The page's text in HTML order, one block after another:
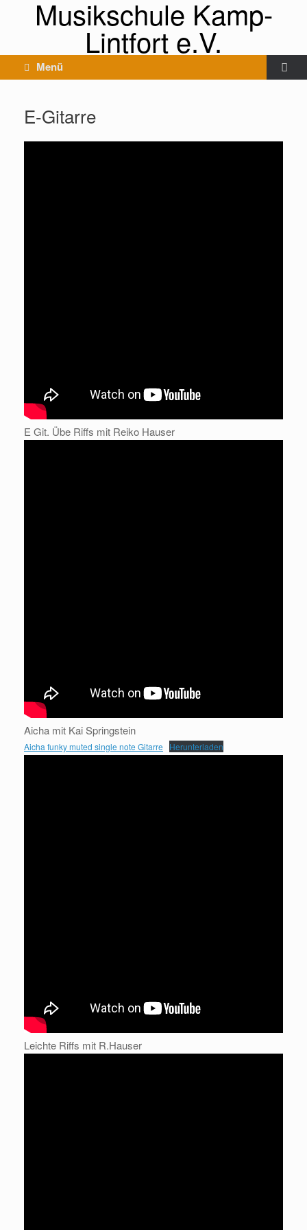
Musikschule Kamp-
Lintfort e.V.
Menü
E-Gitarre
E Git. Übe Riffs mit Reiko Hauser
Aicha mit Kai Springstein
Aicha funky muted single note Gitarre Herunterladen
Leichte Riffs mit R.Hauser